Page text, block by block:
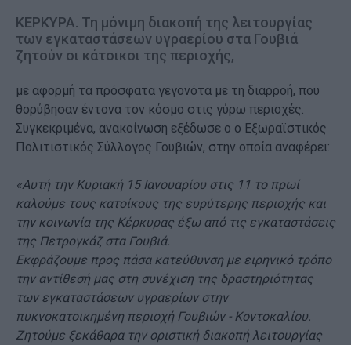
ΚΕΡΚΥΡΑ. Τη μόνιμη διακοπή της λειτουργίας
των εγκαταστάσεων υγραερίου στα Γουβιά
ζητούν οι κάτοικοι της περιοχής,
με αφορμή τα πρόσφατα γεγονότα με τη διαρροή, που
θορύβησαν έντονα τον κόσμο στις γύρω περιοχές.
Συγκεκριμένα, ανακοίνωση εξέδωσε ο ο Εξωραϊστικός
Πολιτιστικός Σύλλογος Γουβιών, στην οποία αναφέρει:
«Αυτή την Κυριακή 15 Ιανουαρίου στις 11 το πρωί
καλούμε τους κατοίκους της ευρύτερης περιοχής και
την κοινωνία της Κέρκυρας έξω από τις εγκαταστάσεις
της Πετρογκάζ στα Γουβιά.
Εκφράζουμε προς πάσα κατεύθυνση με ειρηνικό τρόπο
την αντίθεσή μας στη συνέχιση της δραστηριότητας
των εγκαταστάσεων υγραερίων στην
πυκνοκατοικημένη περιοχή Γουβιών - Κοντοκαλίου.
Ζητούμε ξεκάθαρα την οριστική διακοπή λειτουργίας